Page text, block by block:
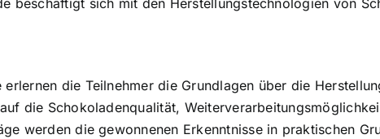
beschäftigt sich mit den Herstellungstechnologien von
die Teilnehmer die Grundlagen über die
die Schokoladenqualität,
werden die gewonnenen Erkenntnisse in praktischen